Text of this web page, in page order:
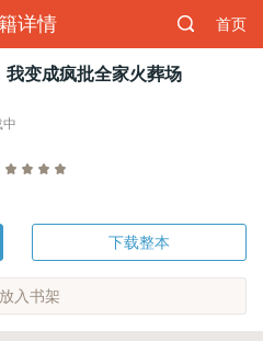
详情 首页
我变成疯批全家火葬场
中
下载整本
放入书架